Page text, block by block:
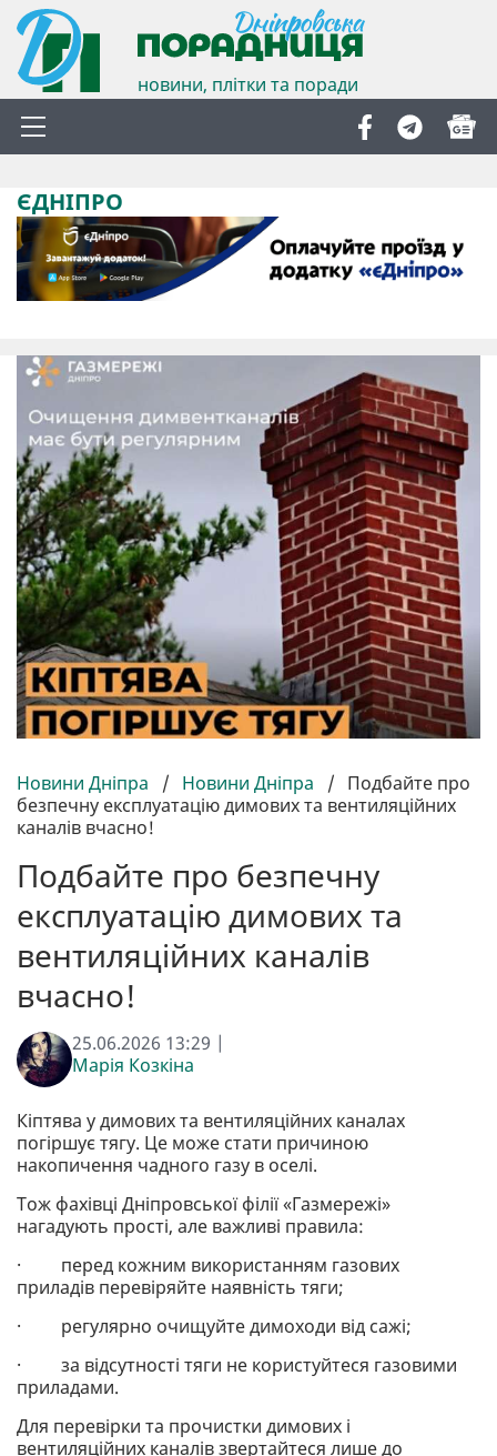
новини, плітки та поради
ЄДНІПРО
Новини Дніпра / Новини Дніпра / Подбайте про
безпечну експлуатацію димових та вентиляційних
каналів вчасно!
Подбайте про безпечну
експлуатацію димових та
вентиляційних каналів
вчасно!
25.06.2026 13:29 |
Марія Козкіна
Кіптява у димових та вентиляційних каналах
погіршує тягу. Це може стати причиною
накопичення чадного газу в оселі.
Тож фахівці Дніпровської філії «Газмережі»
нагадують прості, але важливі правила:
· перед кожним використанням газових
приладів перевіряйте наявність тяги;
· регулярно очищуйте димоходи від сажі;
· за відсутності тяги не користуйтеся газовими
приладами.
Для перевірки та прочистки димових і
вентиляційних каналів звертайтеся лише до